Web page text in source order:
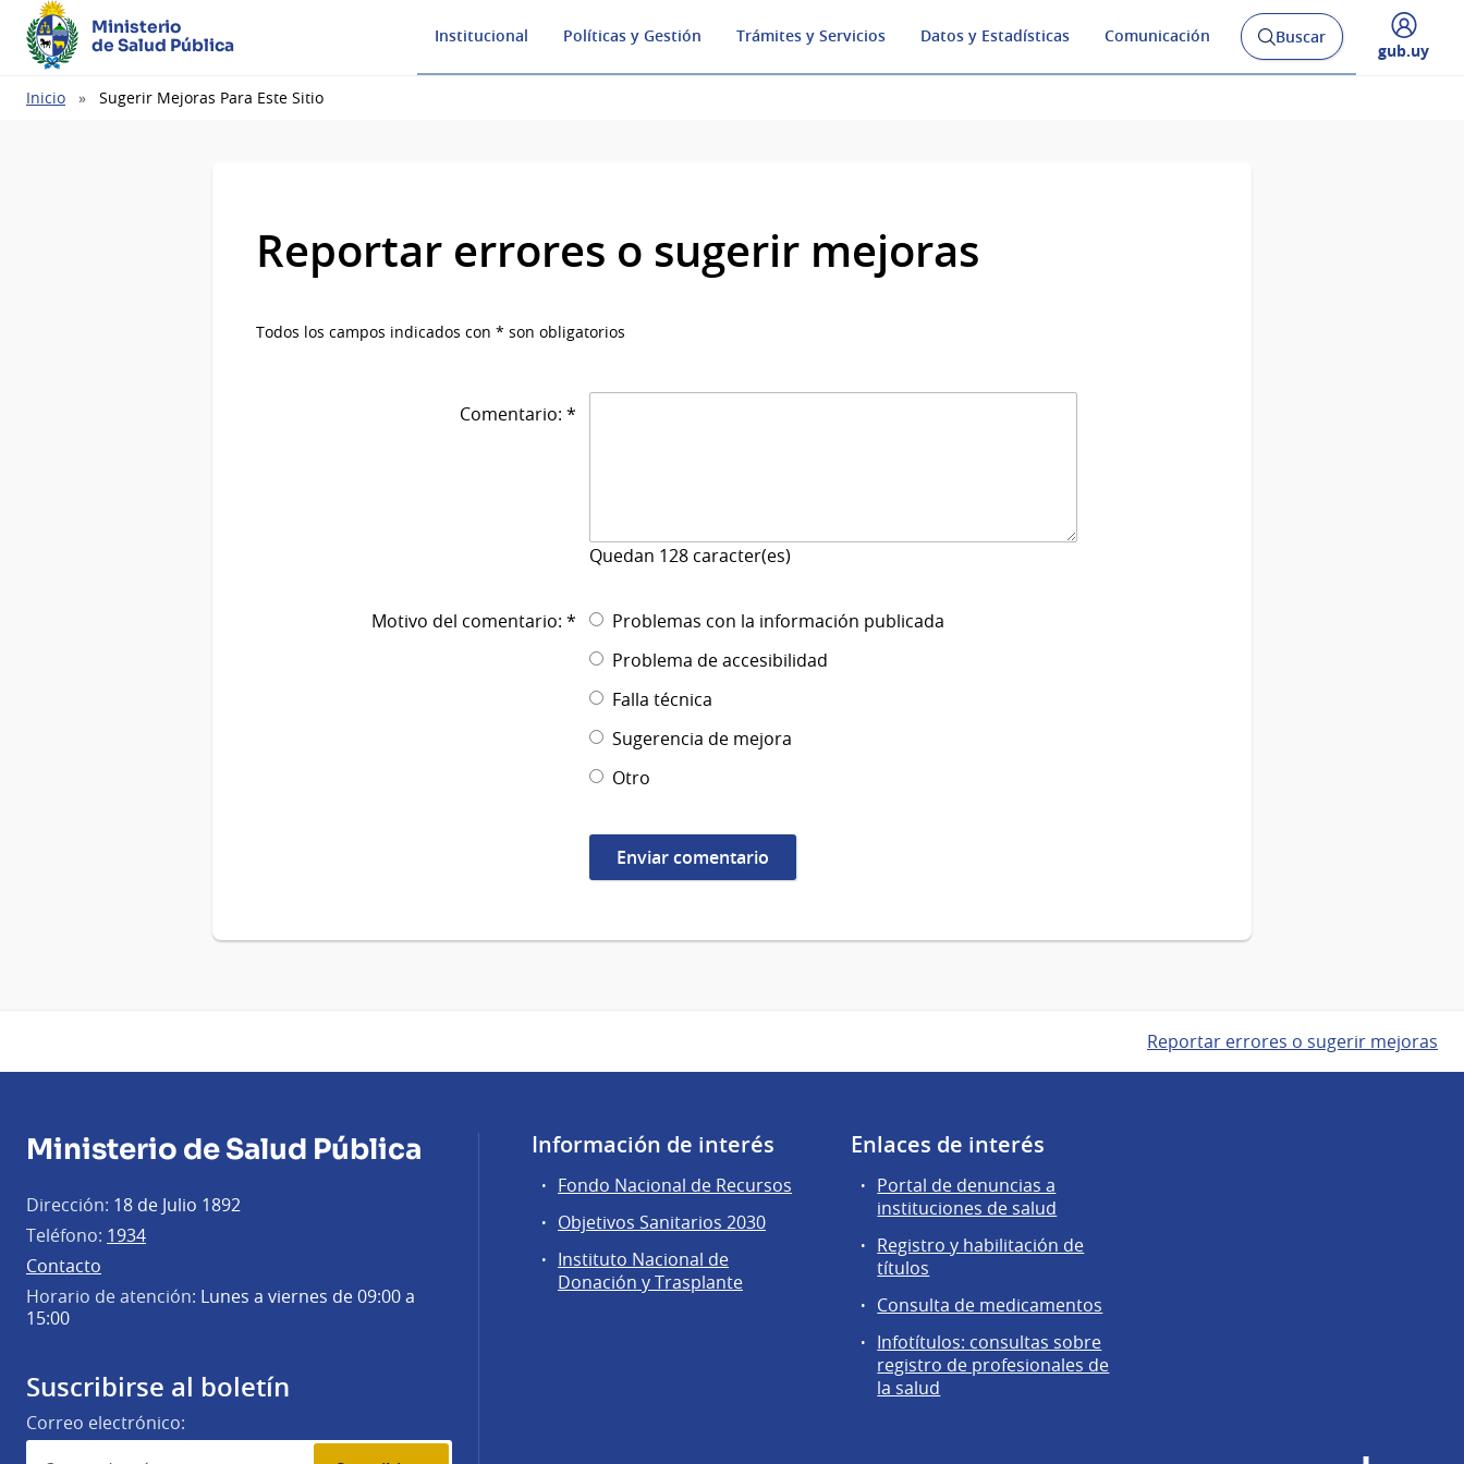
Ministerio
de Salud Pública
Institucional Políticas y Gestión Trámites y Servicios Datos y Estadísticas Comunicación
Abrir
buscador
Buscar
Desplegar
gub.uy
Ruta
Inicio Sugerir Mejoras Para Este Sitio
Reportar errores o sugerir mejoras
Todos los campos indicados con * son obligatorios
Comentario: *
Quedan 128 caracter(es)
Motivo del comentario: *
Problemas con la información publicada
Problema de accesibilidad
Falla técnica
Sugerencia de mejora
Otro
Reportar errores o sugerir mejoras
Ministerio de Salud Pública
Dirección: 18 de Julio 1892
Teléfono: 1934
Contacto
Horario de atención: Lunes a viernes de 09:00 a
15:00
Suscribirse al boletín
Correo electrónico:
Información de interés
Fondo Nacional de Recursos
Objetivos Sanitarios 2030
Instituto Nacional de
Donación y Trasplante
Enlaces de interés
Portal de denuncias a
instituciones de salud
Registro y habilitación de
títulos
Consulta de medicamentos
Infotítulos: consultas sobre
registro de profesionales de
la salud